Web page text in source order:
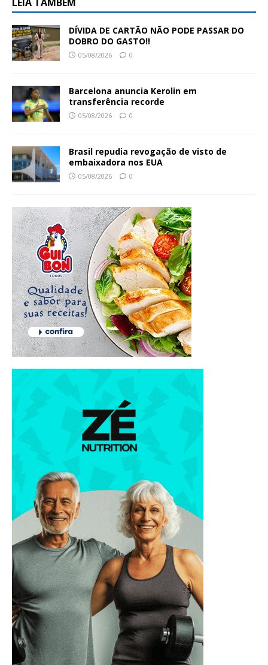
DÍVIDA DE CARTÃO NÃO PODE PASSAR DO
DOBRO DO GASTO!!
05/08/2026 0
Barcelona anuncia Kerolin em
transferência recorde
05/08/2026 0
Brasil repudia revogação de visto de
embaixadora nos EUA
05/08/2026 0